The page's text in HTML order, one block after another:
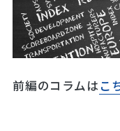
前編のコラムはこ